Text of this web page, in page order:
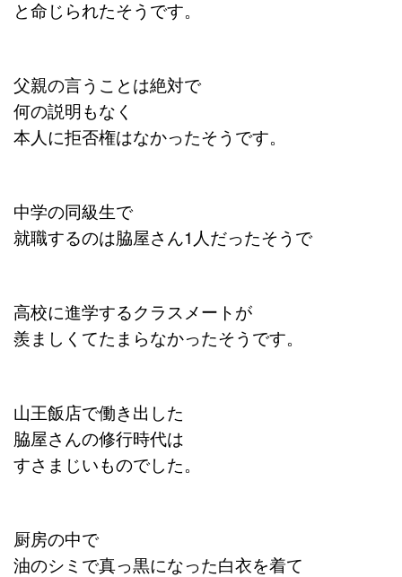
と命じられたそうです。
父親の言うことは絶対で
何の説明もなく
本人に拒否権はなかったそうです。
中学の同級生で
就職するのは脇屋さん1人だったそうで
高校に進学するクラスメートが
羨ましくてたまらなかったそうです。
山王飯店で働き出した
脇屋さんの修行時代は
すさまじいものでした。
厨房の中で
油のシミで真っ黒になった白衣を着て